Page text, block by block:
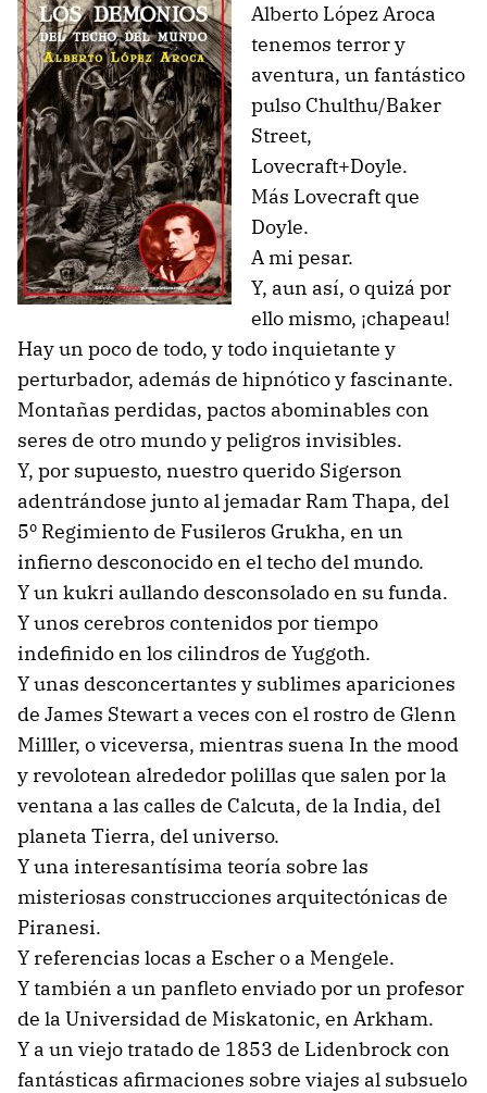
Alberto López Aroca
tenemos terror y
aventura, un fantástico
pulso Chulthu/Baker
Street,
Lovecraft+Doyle.
Más Lovecraft que
Doyle.
A mi pesar.
Y, aun así, o quizá por
ello mismo, ¡chapeau!
Hay un poco de todo, y todo inquietante y
perturbador, además de hipnótico y fascinante.
Montañas perdidas, pactos abominables con
seres de otro mundo y peligros invisibles.
Y, por supuesto, nuestro querido Sigerson
adentrándose junto al jemadar Ram Thapa, del
5º Regimiento de Fusileros Grukha, en un
infierno desconocido en el techo del mundo.
Y un kukri aullando desconsolado en su funda.
Y unos cerebros contenidos por tiempo
indefinido en los cilindros de Yuggoth.
Y unas desconcertantes y sublimes apariciones
de James Stewart a veces con el rostro de Glenn
Milller, o viceversa, mientras suena In the mood
y revolotean alrededor polillas que salen por la
ventana a las calles de Calcuta, de la India, del
planeta Tierra, del universo.
Y una interesantísima teoría sobre las
misteriosas construcciones arquitectónicas de
Piranesi.
Y referencias locas a Escher o a Mengele.
Y también a un panfleto enviado por un profesor
de la Universidad de Miskatonic, en Arkham.
Y a un viejo tratado de 1853 de Lidenbrock con
fantásticas afirmaciones sobre viajes al subsuelo